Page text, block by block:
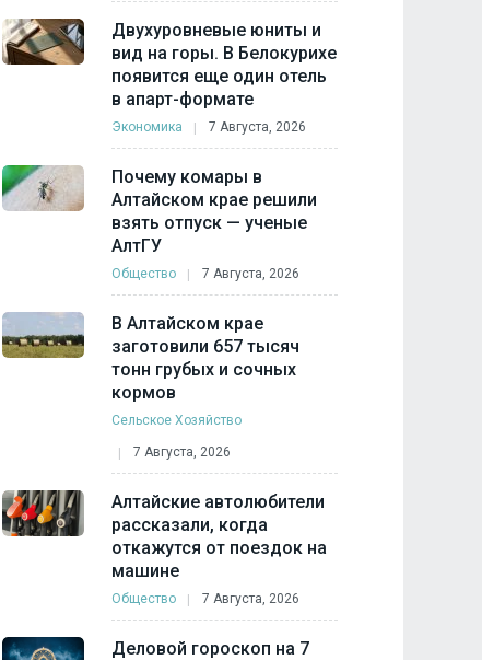
Двухуровневые юниты и
вид на горы. В Белокурихе
появится еще один отель
в апарт-формате
Экономика 7 Августа, 2026
Почему комары в
Алтайском крае решили
взять отпуск — ученые
АлтГУ
Общество 7 Августа, 2026
В Алтайском крае
заготовили 657 тысяч
тонн грубых и сочных
кормов
Сельское Хозяйство
7 Августа, 2026
Алтайские автолюбители
рассказали, когда
откажутся от поездок на
машине
Общество 7 Августа, 2026
Деловой гороскоп на 7